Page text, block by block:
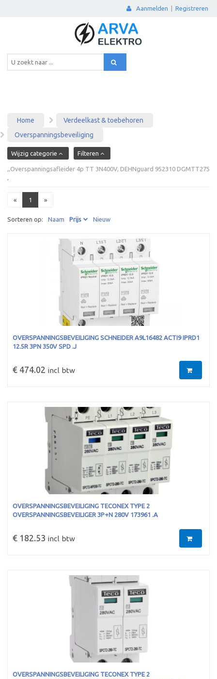
Aanmelden Registreren
Home
Verdeelkast & toebehoren
Overspanningsbeveiliging
Wijzig categorie Filteren
,,Overspanningsafleider 4p TT 3N400V, DEHNguard 952310 DGMTT275
,
« 1 »
Sorteren op: Naam Prijs Nieuw
OVERSPANNINGSBEVEILIGING SCHNEIDER A9L16482 ACTI9 IPRD1
12.5R 3PN 350V SPD .J
€ 474.02 incl btw
OVERSPANNINGSBEVEILIGING TECONEX TYPE 2
OVERSPANNINGSBEVEILIGER 3P+N 280V 173961 .A
€ 182.53 incl btw
OVERSPANNINGSBEVEILIGING TECONEX TYPE 2